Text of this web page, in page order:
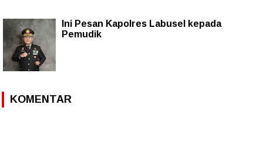
Ini Pesan Kapolres Labusel kepada
Pemudik
KOMENTAR